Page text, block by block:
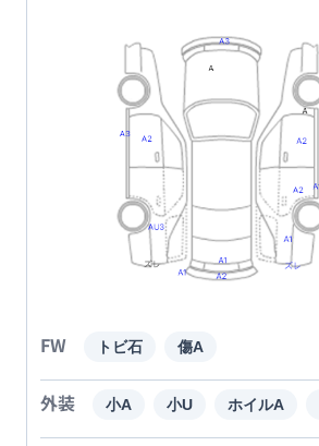
FW トビ石 傷A
外装 小A 小U ホイルA